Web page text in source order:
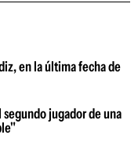
en la última fecha de
jugador de una